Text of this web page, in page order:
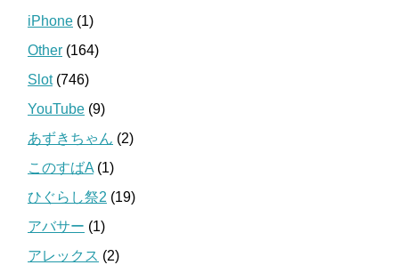
iPhone (1)
Other (164)
Slot(746)
YouTube (9)
あずきちゃん (2)
このすばA (1)
ひぐらし祭2 (19)
アバサー (1)
アレックス (2)